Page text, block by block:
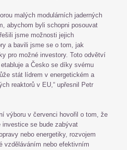
malých modulárních jaderných
abychom byli schopni posouvat
jsme možnosti jejich
a bavili jsme se o tom, jak
pro možné investory. Toto odvětví
a Česko se díky svému
stát lídrem v energetickém a
reaktorů v EU,“ upřesnil Petr
výboru v červenci hovořil o tom, že
se bude zabývat
nebo energetiky, rozvojem
vzděláváním nebo efektivním